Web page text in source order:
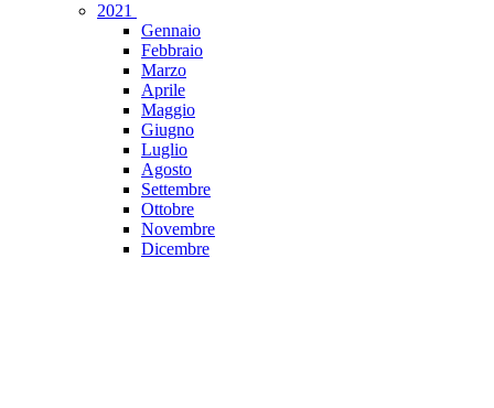
2021
Gennaio
Febbraio
Marzo
Aprile
Maggio
Giugno
Luglio
Agosto
Settembre
Ottobre
Novembre
Dicembre